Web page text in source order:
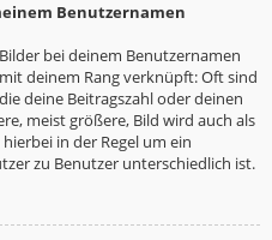
Benutzernamen
bei deinem Benutzernamen
deinem Rang verknüpft: Oft sind
deine Beitragszahl oder deinen
meist größere, Bild wird auch als
in der Regel um ein
zu Benutzer unterschiedlich ist.